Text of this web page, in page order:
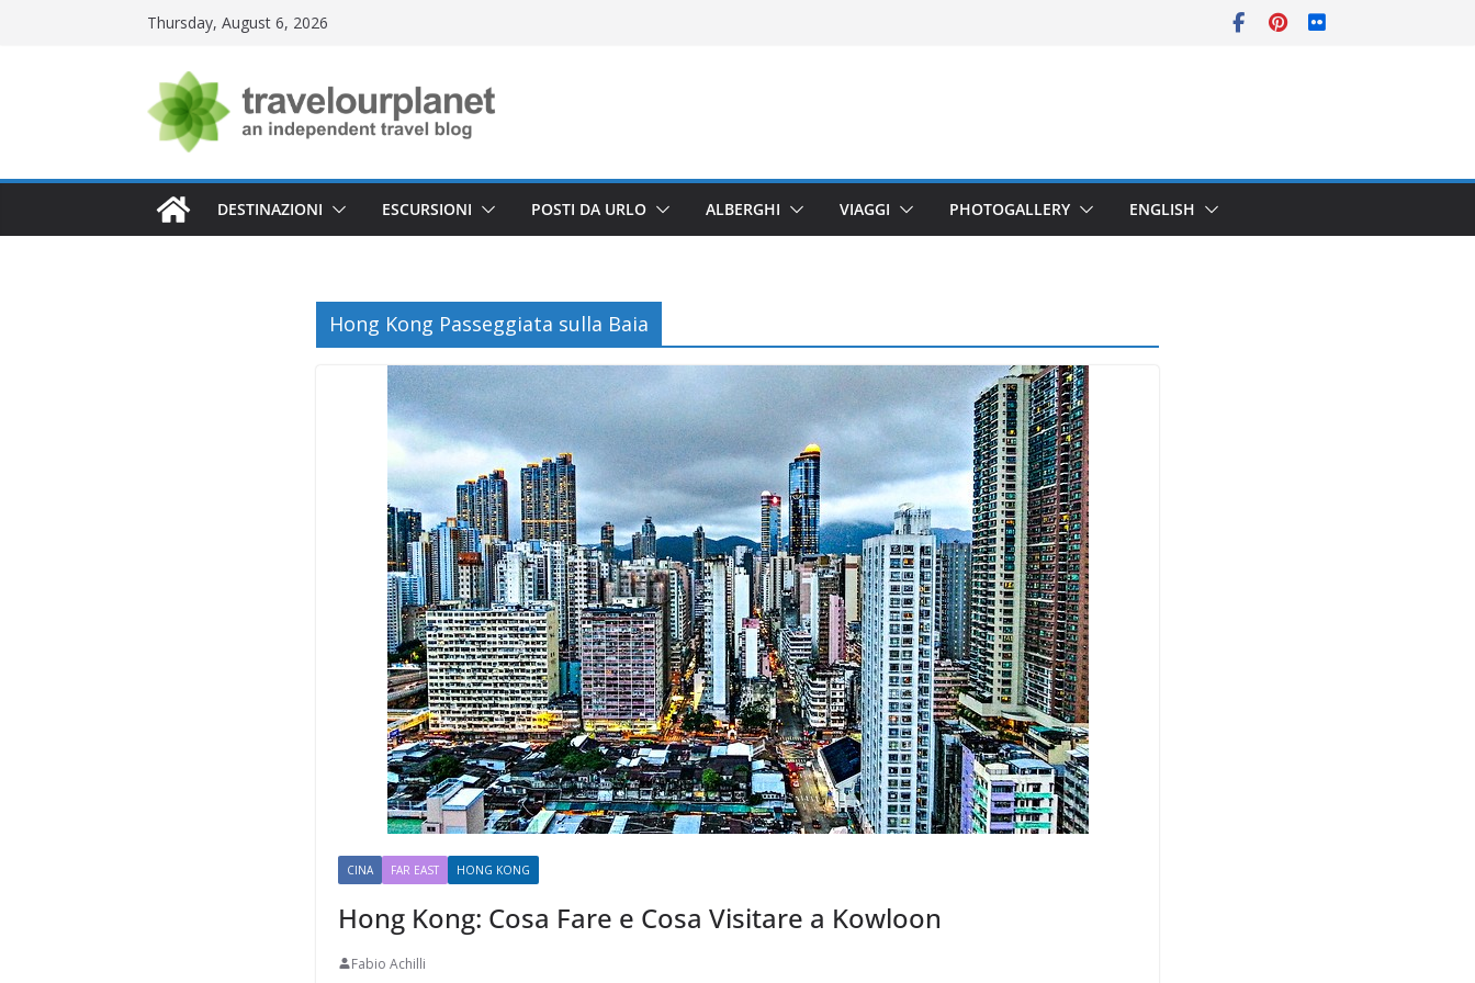
Thursday, August 6, 2026
DESTINAZIONI ESCURSIONI POSTI DA URLO ALBERGHI VIAGGI PHOTOGALLERY ENGLISH
Hong Kong Passeggiata sulla Baia
CINA FAR EAST HONG KONG
Hong Kong: Cosa Fare e Cosa Visitare a Kowloon
Fabio Achilli